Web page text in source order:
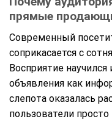
прямые
Современный
соприкасается с
Восприятие
объявления как
слепота оказалась
пользователи